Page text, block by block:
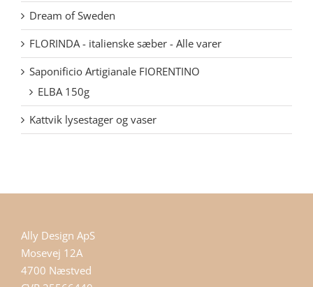
Dream of Sweden
FLORINDA - italienske sæber - Alle varer
Saponificio Artigianale FIORENTINO
ELBA 150g
Kattvik lysestager og vaser
Ally Design ApS
Mosevej 12A
4700 Næstved